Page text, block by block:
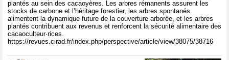
plantés au sein des cacaoyères. Les arbres rémanents assurent les
stocks de carbone et l’héritage forestier, les arbres spontanés
alimentent la dynamique future de la couverture arborée, et les arbres
plantés contribuent aux revenus et renforcent la sécurité alimentaire des
cacaoculteur·rices.
https://revues.cirad.fr/index.php/perspective/article/view/38075/38716